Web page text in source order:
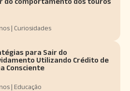
| Curiosidades
para Sair do
Utilizando Crédito de
Consciente
| Educação